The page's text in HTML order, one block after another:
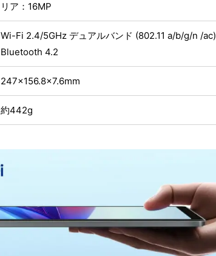
リア：16MP
Wi-Fi 2.4/5GHz デュアルバンド (802.11 a/b/g/n /ac)
Bluetooth 4.2
247×156.8×7.6mm
約442g